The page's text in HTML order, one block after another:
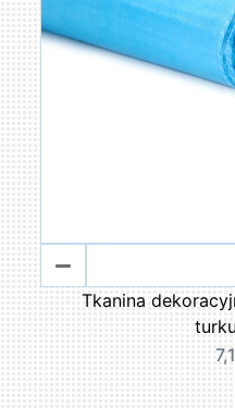
Tkanina